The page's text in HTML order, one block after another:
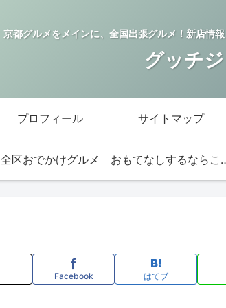
京都グルメをメインに、全国出張グルメ！新店情
グッチ
プロフィール サイトマップ
全区おでかけグルメ おもてな
Facebook はてブ